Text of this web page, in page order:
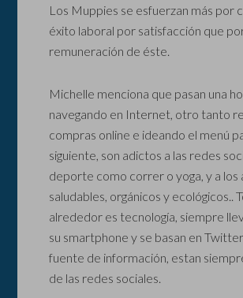
Los Muppies se esfuerzan más por
éxito laboral por satisfacción que
remuneración de éste.
Michelle menciona que pasan una
navegando en Internet, otro tanto
compras online e ideando el menú
siguiente, son adictos a las redes
deporte como correr o yoga, y a los
saludables, orgánicos y ecológicos..
alrededor es tecnología, siempre
su smartphone y se basan en
fuente de información, estan
de las redes sociales.